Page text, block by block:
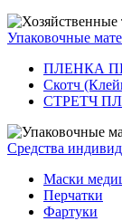
Упаковочные
ПЛЕНКА
Скотч
СТРЕТЧ
Средства
Маски
Перчатки
Фартуки